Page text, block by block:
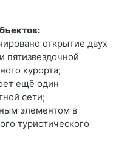
открытие двух
пятизвездочной
курорта;
ещё один
сети;
элементом в
туристического